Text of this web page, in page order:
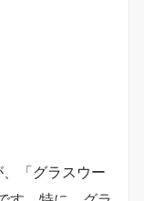
「 グラスウー